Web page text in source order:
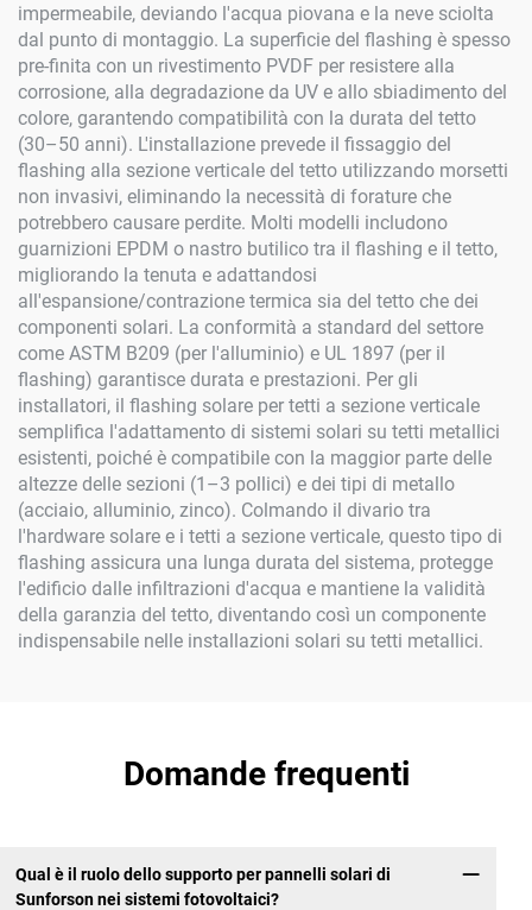
impermeabile, deviando l'acqua piovana e la neve sciolta
dal punto di montaggio. La superficie del flashing è spesso
pre-finita con un rivestimento PVDF per resistere alla
corrosione, alla degradazione da UV e allo sbiadimento del
colore, garantendo compatibilità con la durata del tetto
(30–50 anni). L'installazione prevede il fissaggio del
flashing alla sezione verticale del tetto utilizzando morsetti
non invasivi, eliminando la necessità di forature che
potrebbero causare perdite. Molti modelli includono
guarnizioni EPDM o nastro butilico tra il flashing e il tetto,
migliorando la tenuta e adattandosi
all'espansione/contrazione termica sia del tetto che dei
componenti solari. La conformità a standard del settore
come ASTM B209 (per l'alluminio) e UL 1897 (per il
flashing) garantisce durata e prestazioni. Per gli
installatori, il flashing solare per tetti a sezione verticale
semplifica l'adattamento di sistemi solari su tetti metallici
esistenti, poiché è compatibile con la maggior parte delle
altezze delle sezioni (1–3 pollici) e dei tipi di metallo
(acciaio, alluminio, zinco). Colmando il divario tra
l'hardware solare e i tetti a sezione verticale, questo tipo di
flashing assicura una lunga durata del sistema, protegge
l'edificio dalle infiltrazioni d'acqua e mantiene la validità
della garanzia del tetto, diventando così un componente
indispensabile nelle installazioni solari su tetti metallici.
Domande frequenti
Qual è il ruolo dello supporto per pannelli solari di
Sunforson nei sistemi fotovoltaici?